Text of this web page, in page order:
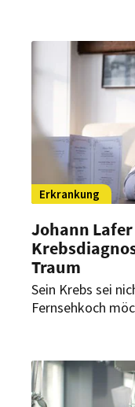
Schimkowitsch
Team, das zur
internationale
Erkrankung
Johann
Traum
Sein Krebs sei
Fernsehkoch